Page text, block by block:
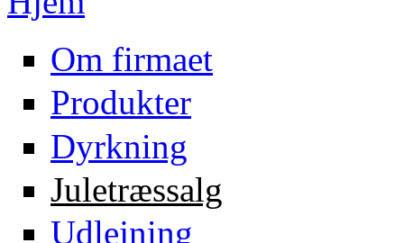
Om firmaet
Produkter
Dyrkning
Juletræssalg
Udlejning